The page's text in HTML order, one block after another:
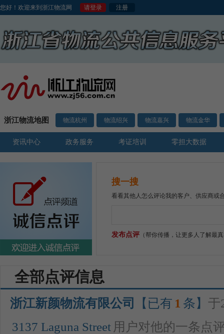
您好！欢迎来到浙江物流网 请登录 注册
浙江物流地图 物流杭州 物流绍兴 物流嘉兴 物流金华
资讯中心 政务服务 考证培训 零担大数据
搜一搜
看看其他人怎么评论我的客户、供应商或
发布点评 （帮你传播，让更多人了解最
全部点评信息
浙江新颜物流有限公司 【已有 1 条】 于
3137 Laguna Street 用户对他的一条点